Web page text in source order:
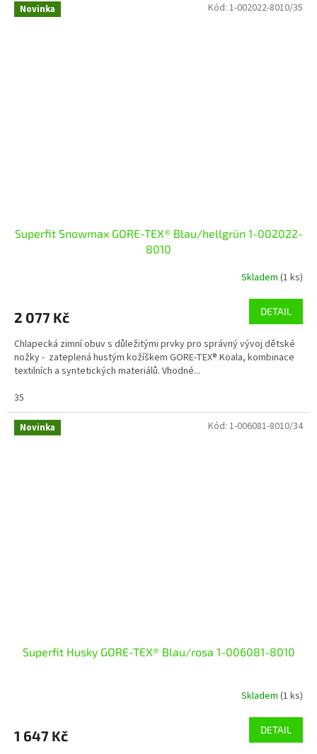
Novinka
Superfit Snowmax GORE-TEX® Blau/hellgrün 1-002022-
8010
Skladem (1 ks)
2 077 Kč DETAIL
Chlapecká zimní obuv s důležitými prvky pro správný vývoj dětské
nožky - zateplená hustým kožíškem GORE-TEX® Koala, kombinace
textilních a syntetických materiálů. Vhodné...
35
Kód: 1-002022-8010/35
Novinka
Superfit Husky GORE-TEX® Blau/rosa 1-006081-8010
Skladem (1 ks)
1 647 Kč DETAIL
Kód: 1-006081-8010/34